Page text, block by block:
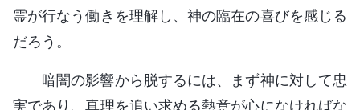
霊が行なう働きを理解し、神の臨在の喜びを感じる
だろう。
暗闇の影響から脱するには、まず神に対して忠
実であり、真理を追い求める熱意が心になければな